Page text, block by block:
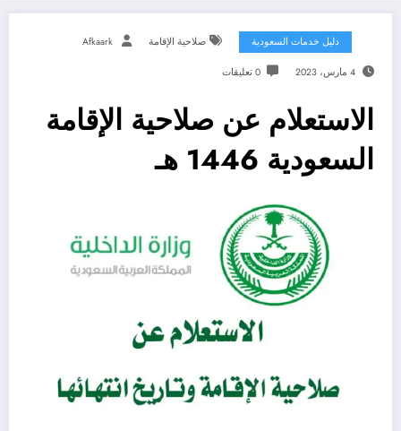
دليل خدمات السعودية صلاحية الإقامة Afkaark
4 مارس، 2023 0 تعليقات
الاستعلام عن صلاحية الإقامة
السعودية 1446 هـ